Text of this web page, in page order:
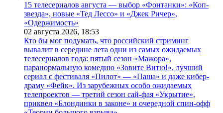
15 телесериалов августа — выбор «Фонтанки»: «Коп-
звезда», новые «Тед Лессо» и «Джек Ричер»,
«Одержимость»
02 августа 2026, 18:53
Кто бы мог подумать, что российский стриминг
вывалит в середине лета одни из самых ожидаемых
телесериалов года: пятый сезон «Мажора»,
паранормальную комедию «Зовите Витю!», лучший
сериал с фестиваля «Пилот» — «Паша» и даже кибер-
драму «Фейк». Из зарубежных особо ожидаемых
телепроектов — третий сезон сай-фая «Укрытие»,
приквел «Блондинки в законе» и очередной спин-офф